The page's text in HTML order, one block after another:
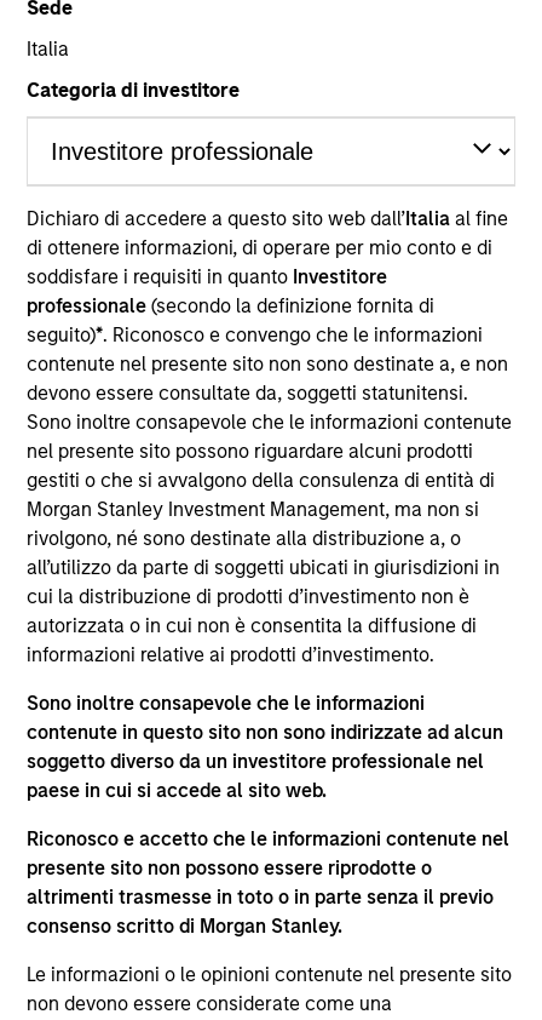
Sede
Italia
Categoria di investitore
Dichiaro di accedere a questo sito web dall’Italia al fine
di ottenere informazioni, di operare per mio conto e di
soddisfare i requisiti in quanto Investitore
professionale(secondo la definizione fornita di
seguito)*. Riconosco e convengo che le informazioni
contenute nel presente sito non sono destinate a, e non
devono essere consultate da, soggetti statunitensi.
Sono inoltre consapevole che le informazioni contenute
nel presente sito possono riguardare alcuni prodotti
gestiti o che si avvalgono della consulenza di entità di
Morgan Stanley Investment Management, ma non si
rivolgono, né sono destinate alla distribuzione a, o
all’utilizzo da parte di soggetti ubicati in giurisdizioni in
cui la distribuzione di prodotti d’investimento non è
autorizzata o in cui non è consentita la diffusione di
informazioni relative ai prodotti d’investimento.
Sono inoltre consapevole che le informazioni
contenute in questo sito non sono indirizzate ad alcun
soggetto diverso da un investitore professionale nel
paese in cui si accede al sito web.
Riconosco e accetto che le informazioni contenute nel
presente sito non possono essere riprodotte o
altrimenti trasmesse in toto o in parte senza il previo
consenso scritto di Morgan Stanley.
Le informazioni o le opinioni contenute nel presente sito
non devono essere considerate come una
Natalia Hibbert is a Vice President at Morgan
Stanley and is a member of the Morgan Stanley
Private Credit team where she focuses on
originating and underwriting investment
experience. Prior to joining Morgan Stanley, Ms.
Hibbert was an Investment Professional at Golub
Capital, responsible for underwriting and executing
private credit investments within the software
space. Prior to Golub, Natalia worked at Societe
Generale, where she was in the Leveraged Finance
and Financial Sponsors Group. Prior to Societe
Generale, she worked in Investment Banking at Pi
Capital. Ms. Hibbert holds a B.A. in Economics and
Finance from McGill University.
Approfondimenti correlati
ARTICOLO
Private Credit Market Monitor - Q2
2026